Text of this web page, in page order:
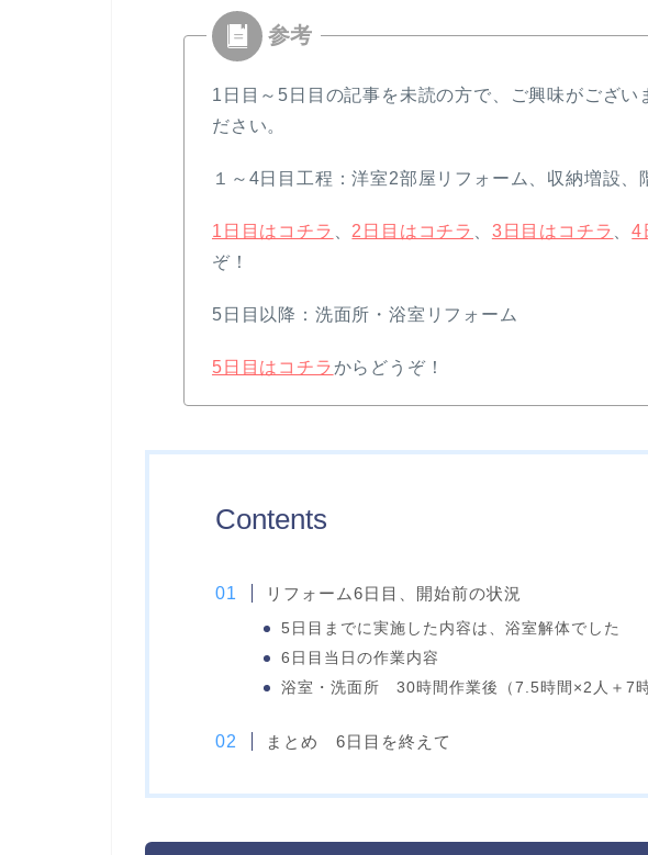
1日目～5日目の記事を未読の方で、ご興味がござい
ださい。
１～4日目工程：洋室2部屋リフォーム、収納増設、
1日目はコチラ 2日目はコチラ 3日目はコチラ 、4
ぞ！
5日目以降：洗面所・浴室リフォーム
5日目はコチラからどうぞ！
Contents
リフォーム6日目、開始前の状況
5日目までに実施した内容は、浴室解体でした
6日目当日の作業内容
浴室・洗面所 30時間作業後（7.5時間×2人＋7
まとめ 6日目を終えて